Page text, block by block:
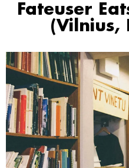
Fateuser
(Vilnius,